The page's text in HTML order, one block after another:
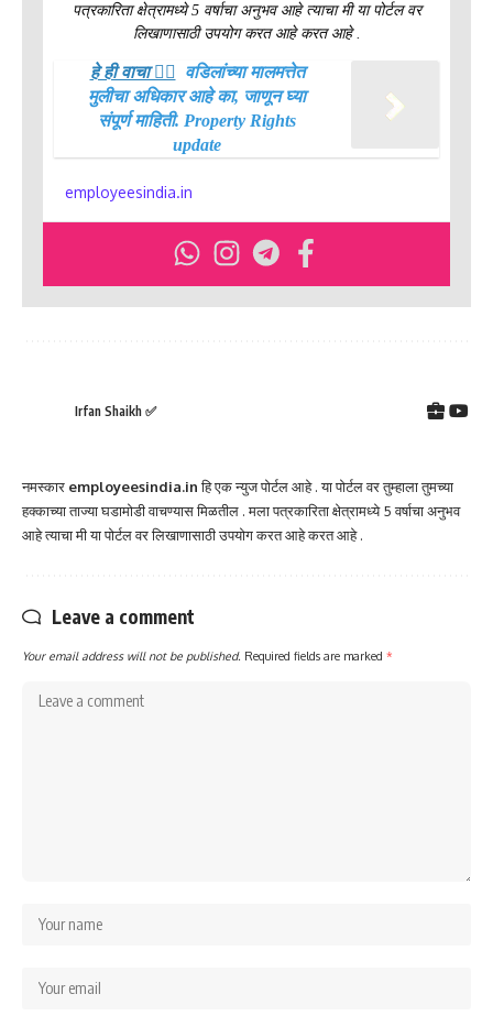
पत्रकारिता क्षेत्रामध्ये 5 वर्षाचा अनुभव आहे त्याचा मी या पोर्टल वर
लिखाणासाठी उपयोग करत आहे करत आहे .
हे ही वाचा 👉🏻
वडिलांच्या मालमत्तेत
मुलीचा अधिकार आहे का, जाणून घ्या
संपूर्ण माहिती. Property Rights
update
employeesindia.in
Irfan Shaikh ✅
नमस्कार employeesindia.inहि एक न्युज पोर्टल आहे . या पोर्टल वर तुम्हाला तुमच्या
हक्काच्या ताज्या घडामोडी वाचण्यास मिळतील . मला पत्रकारिता क्षेत्रामध्ये 5 वर्षाचा अनुभव
आहे त्याचा मी या पोर्टल वर लिखाणासाठी उपयोग करत आहे करत आहे .
Leave a comment
Your email address will not be published. Required fields are marked *